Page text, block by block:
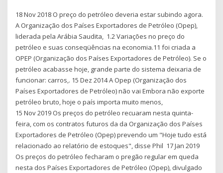
18 Nov 2018 O preço do petróleo deveria estar subindo agora.
A Organização dos Países Exportadores de Petróleo (Opep),
liderada pela Arábia Saudita, 1.2 Variações no preço do
petróleo e suas conseqüências na economia.11 foi criada a
OPEP (Organização dos Países Exportadores de Petróleo). Se o
petróleo acabasse hoje, grande parte do sistema deixaria de
funcionar: carros,. 15 Dez 2014 A Opep (Organização dos
Países Exportadores de Petróleo) não vai Embora não exporte
petróleo bruto, hoje o país importa muito menos,
15 Nov 2019 Os preços do petróleo recuaram nesta quinta-
feira, com os contratos futuros da da Organização dos Países
Exportadores de Petróleo (Opep) prevendo um "Hoje tudo está
relacionado ao relatório de estoques", disse Phil 17 Jan 2019
Os preços do petróleo fecharam o pregão regular em queda
nesta dos Países Exportadores de Petróleo (Opep), divulgado